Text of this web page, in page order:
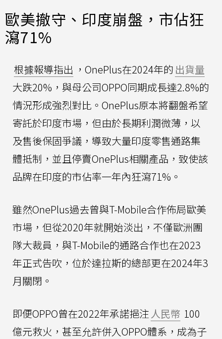
歐美撤守、印度崩盤，市佔狂
瀉71%
根據報導指出 ，OnePlus在2024年的 出貨量
大跌20%，與母公司OPPO同期成長達2.8%的
情況形成強烈對比。OnePlus原本將翻盤希望
寄託於印度市場，但由於長期利潤微薄，以
及售後保固爭議，導致大量印度零售通路集
體抵制，並且停賣OnePlus相關產品，致使該
品牌在印度的市佔率一年內狂瀉71%。
雖然OnePlus過去曾與T-Mobile合作佈局歐美
市場，但從2020年就開始淡出，不僅歐洲團
隊大裁員，與T-Mobile的通路合作也在2023
年正式告吹，位於達拉斯的總部更在2024年3
月關閉。
即便OPPO曾在2022年承諾挹注 人民幣 100
億元救火，甚至允許併入OPPO體系，成為子